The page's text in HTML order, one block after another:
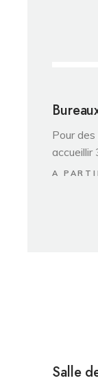
Pour
accueillir
A
Salle